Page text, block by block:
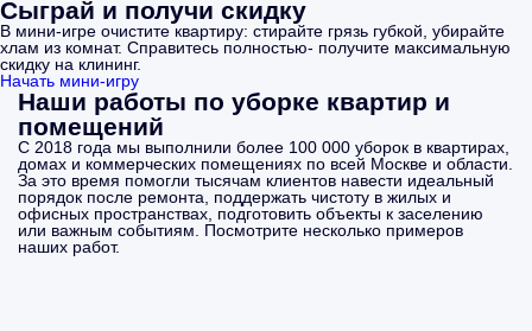
Сыграй и получи скидку
В мини-игре очистите квартиру: стирайте грязь губкой, убирайте
хлам из комнат. Справитесь полностью- получите максимальную
скидку на клининг.
Начать мини-игру
Наши работы по уборке квартир и
помещений
С 2018 года мы выполнили более 100 000 уборок в квартирах,
домах и коммерческих помещениях по всей Москве и области.
За это время помогли тысячам клиентов навести идеальный
порядок после ремонта, поддержать чистоту в жилых и
офисных пространствах, подготовить объекты к заселению
или важным событиям. Посмотрите несколько примеров
наших работ.